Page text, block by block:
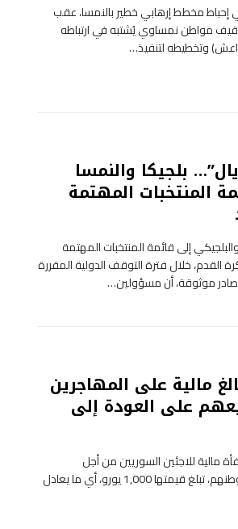
إحباط مخطط إرهابي خطير بالنمسا، عقب
مواطن نمساوي يُشتبه في ارتباطه
وتخطيطه لتنفيذ…
بلجيكا والنمسا
المنتخبات المهتمة
إلى قائمة المنتخبات المهتمة
القدم، خلال فترة التوقف الدولية المقررة
موثوقة، أن مسؤولين…
مالية على المهاجرين
على العودة إلى
مالية للاجئين السوريين من أجل
تشجيعهم على العودة إلى وطنهم، تبلغ قيمتها 1,000 يورو، أي ما يعادل